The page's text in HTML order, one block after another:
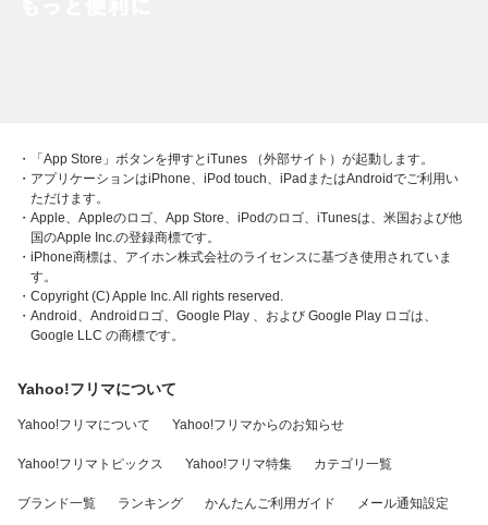
・「App Store」ボタンを押すとiTunes （外部サイト）が起動します。
・アプリケーションはiPhone、iPod touch、iPadまたはAndroidでご利用い
ただけます。
・Apple、Appleのロゴ、App Store、iPodのロゴ、iTunesは、米国および他
国のApple Inc.の登録商標です。
・iPhone商標は、アイホン株式会社のライセンスに基づき使用されていま
す。
・Copyright (C) Apple Inc. All rights reserved.
・Android、Androidロゴ、Google Play 、および Google Play ロゴは、
Google LLC の商標です。
Yahoo!フリマについて
Yahoo!フリマについて Yahoo!フリマからのお知らせ
Yahoo!フリマトピックス Yahoo!フリマ特集 カテゴリ一覧
ブランド一覧 ランキング かんたんご利用ガイド メール通知設定